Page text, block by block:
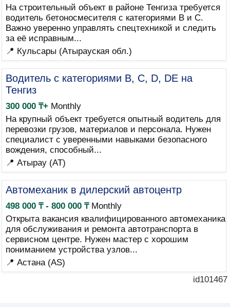
На строительный объект в районе Тенгиза требуется
водитель бетоносмесителя с категориями B и C.
Важно уверенно управлять спецтехникой и следить
за её исправным...
📍 Кульсары (Атырауская обл.)
Водитель с категориями B, C, D, DE на
Тенгиз
300 000 ₸+Monthly
На крупный объект требуется опытный водитель для
перевозки грузов, материалов и персонала. Нужен
специалист с уверенными навыками безопасного
вождения, способный...
📍 Атырау (AT)
Автомеханик в дилерский автоцентр
498 000 ₸ - 800 000 ₸Monthly
Открыта вакансия квалифицированного автомеханика
для обслуживания и ремонта автотранспорта в
сервисном центре. Нужен мастер с хорошим
пониманием устройства узлов...
📍 Астана (AS)
id101467